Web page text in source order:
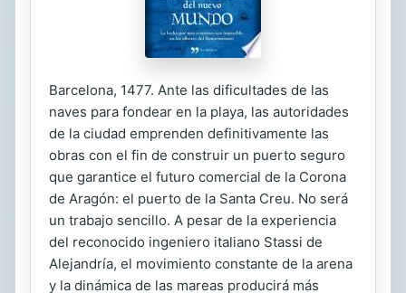
Barcelona, 1477. Ante las dificultades de las
naves para fondear en la playa, las autoridades
de la ciudad emprenden definitivamente las
obras con el fin de construir un puerto seguro
que garantice el futuro comercial de la Corona
de Aragón: el puerto de la Santa Creu. No será
un trabajo sencillo. A pesar de la experiencia
del reconocido ingeniero italiano Stassi de
Alejandría, el movimiento constante de la arena
y la dinámica de las mareas producirá más